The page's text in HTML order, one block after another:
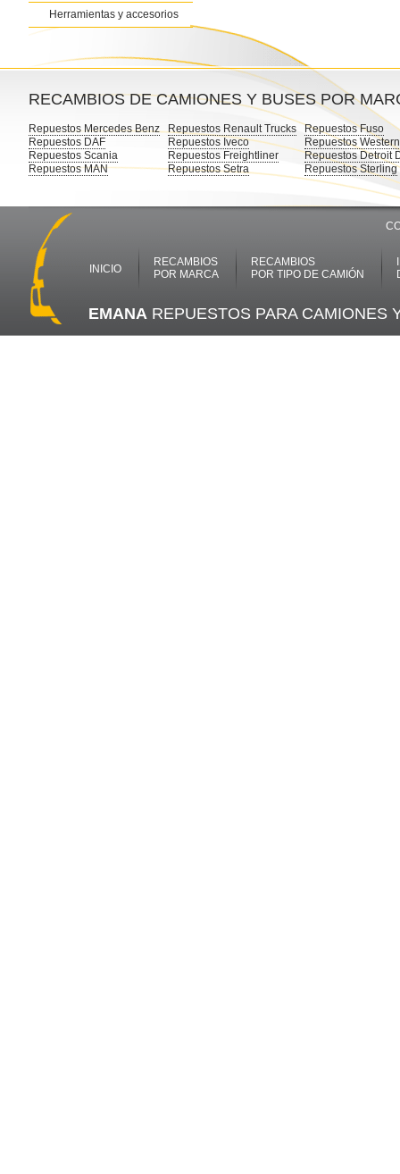
Herramientas y accesorios
RECAMBIOS DE CAMIONES Y BUSES POR
Repuestos Mercedes Benz
Repuestos DAF
Repuestos Scania
Repuestos MAN
Repuestos Renault Trucks
Repuestos Iveco
Repuestos Freightliner
Repuestos Setra
Repuestos Fuso
Repuestos
Repuestos Detroit
Repuestos Sterling
INICIO
RECAMBIOS
POR MARCA
RECAMBIOS
POR TIPO DE CAMIÓN
EMANA REPUESTOS PARA CAMIONES